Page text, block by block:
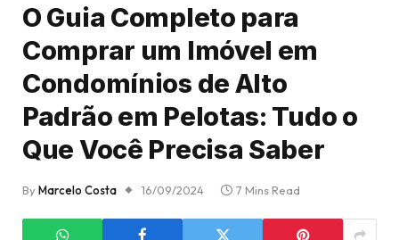
O Guia Completo para
Comprar um Imóvel em
Condomínios de Alto
Padrão em Pelotas: Tudo o
Que Você Precisa Saber
ByMarcelo Costa 16/09/2024 7 Mins Read